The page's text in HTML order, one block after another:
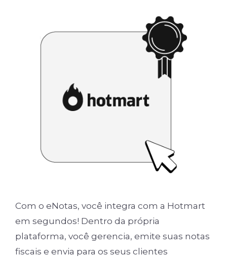
Com o eNotas, você integra com a Hotmart
em segundos! Dentro da própria
plataforma, você gerencia, emite suas notas
fiscais e envia para os seus clientes